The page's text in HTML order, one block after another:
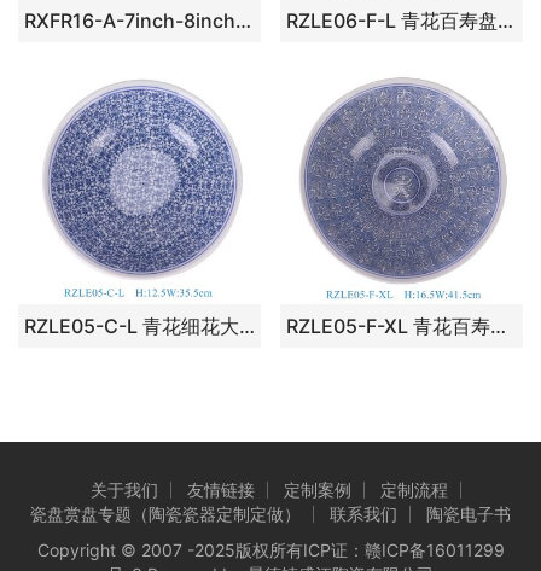
RXFR16-A-7inch-8inch-9inch 高脚斗笠碗组合图 RZLE06-F-L 青花百寿盘14英寸盘大号
RZLE05-C-L 青花细花大碗14英寸碗大号 RZLE05-F-XL 青花百寿大碗16英寸碗加大号
关于我们 友情链接 定制案例
定制流程
瓷盘赏盘专题（陶瓷瓷器定制定做）
联系我们
陶瓷电子书
Copyright © 2007 -2025版权所有ICP证： 赣ICP备16011299